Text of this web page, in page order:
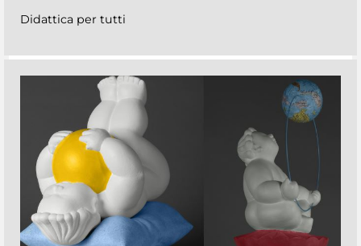
Didattica per tutti